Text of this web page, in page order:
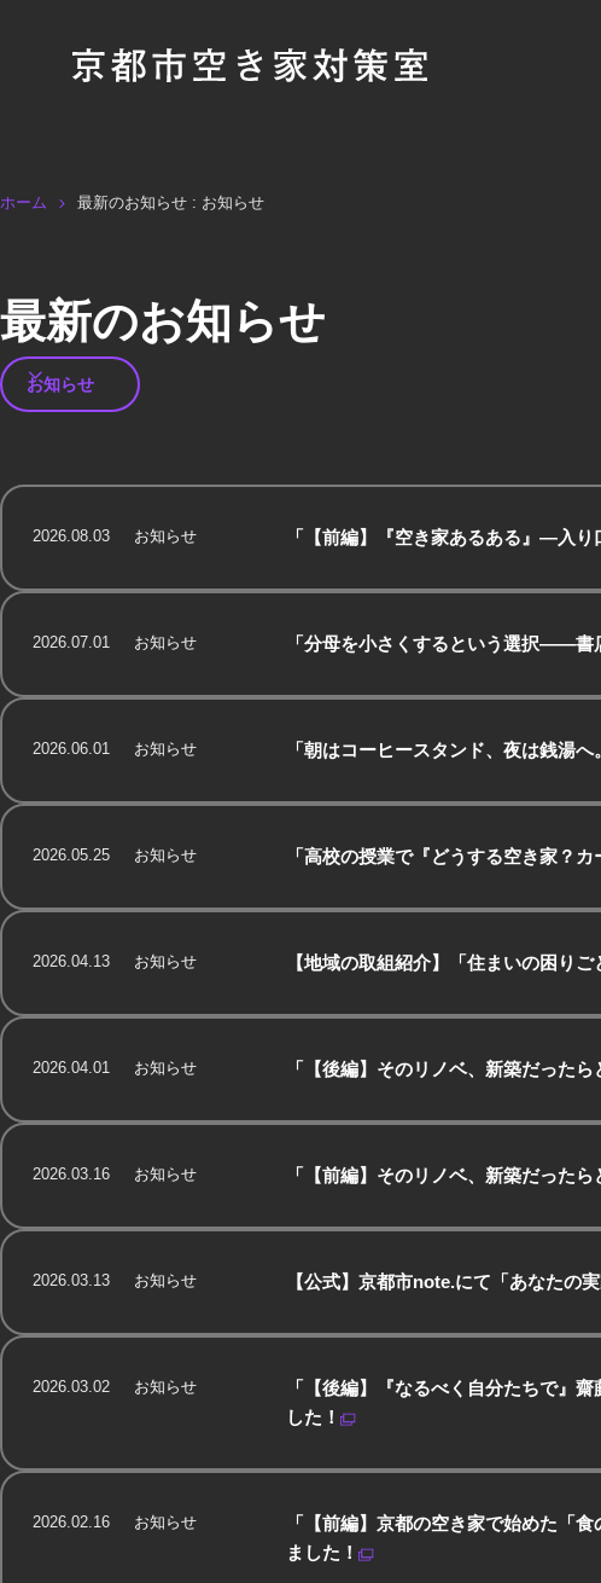
ホーム 最新のお知らせ : お知らせ
最新のお知らせ
「【前編】『空き家あるある』—入
2026.08.03 お知らせ
「分母を小さくするという選択——書
2026.07.01 お知らせ
「朝はコーヒースタンド、夜は銭湯
2026.06.01 お知らせ
「高校の授業で『どうする空き家？
2026.05.25 お知らせ
【地域の取組紹介】「住まいの困り
2026.04.13 お知らせ
「【後編】そのリノベ、新築だった
2026.04.01 お知らせ
「【前編】そのリノベ、新築だった
2026.03.16 お知らせ
【公式】京都市note.にて「あなたの
2026.03.13 お知らせ
「【後編】『なるべく自分たちで』
した！
2026.03.02 お知らせ
「【前編】京都の空き家で始めた「
ました！
2026.02.16 お知らせ